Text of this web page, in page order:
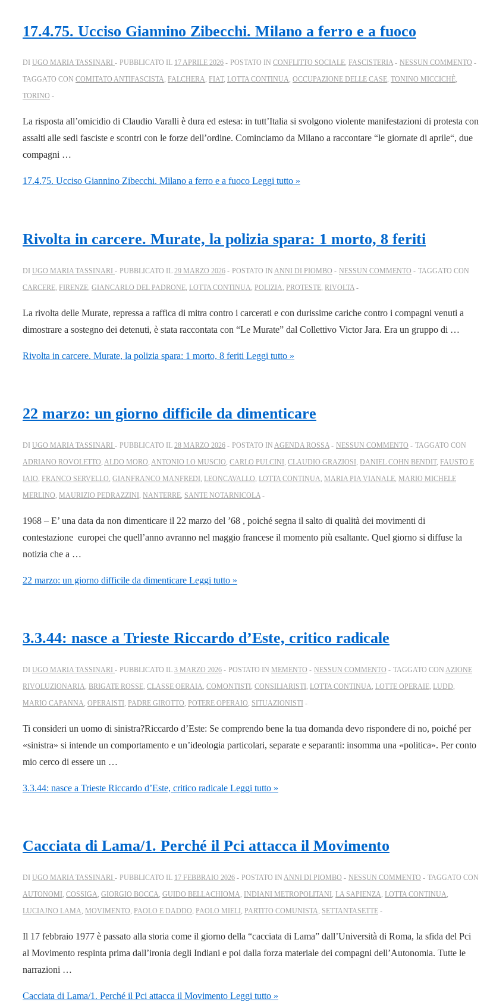
17.4.75. Ucciso Giannino Zibecchi. Milano a ferro e a fuoco
DI UGO MARIA TASSINARI PUBBLICATO IL 17 APRILE 2026 POSTATO IN CONFLITTO SOCIALE, FASCISTERIA
NESSUN COMMENTO
TAGGATO CON COMITATO ANTIFASCISTA, FALCHERA, FIAT, LOTTA CONTINUA, OCCUPAZIONE DELLE CASE, TONINO MICCICHÈ,
TORINO
La risposta all’omicidio di Claudio Varalli è dura ed estesa: in tutt’Italia si svolgono violente manifestazioni di protesta con
assalti alle sedi fasciste e scontri con le forze dell’ordine. Cominciamo da Milano a raccontare “le giornate di aprile“, due
compagni …
17.4.75. Ucciso Giannino Zibecchi. Milano a ferro e a fuoco Leggi tutto »
Rivolta in carcere. Murate, la polizia spara: 1 morto, 8 feriti
DI UGO MARIA TASSINARI PUBBLICATO IL 29 MARZO 2026 POSTATO IN ANNI DI PIOMBO NESSUN COMMENTO
TAGGATO CON
CARCERE FIRENZE GIANCARLO DEL PADRONE LOTTA CONTINUA POLIZIA PROTESTE RIVOLTA
La rivolta delle Murate, repressa a raffica di mitra contro i carcerati e con durissime cariche contro i compagni venuti a
dimostrare a sostegno dei detenuti, è stata raccontata con “Le Murate” dal Collettivo Victor Jara. Era un gruppo di …
Rivolta in carcere. Murate, la polizia spara: 1 morto, 8 feriti Leggi tutto »
22 marzo: un giorno difficile da dimenticare
DI UGO MARIA TASSINARI PUBBLICATO IL 28 MARZO 2026 POSTATO IN AGENDA ROSSA NESSUN COMMENTO
TAGGATO CON
ADRIANO ROVOLETTO ALDO MORO ANTONIO LO MUSCIO CARLO PULCINI CLAUDIO GRAZIOSI DANIEL COHN BENDIT, FAUSTO E
IAIO FRANCO SERVELLO GIANFRANCO MANFREDI LEONCAVALLO LOTTA CONTINUA MARIA PIA VIANALE MARIO MICHELE
MERLINO MAURIZIO PEDRAZZINI NANTERRE SANTE NOTARNICOLA
1968 – E’ una data da non dimenticare il 22 marzo del ’68 , poiché segna il salto di qualità dei movimenti di
contestazione europei che quell’anno avranno nel maggio francese il momento più esaltante. Quel giorno si diffuse la
notizia che a …
22 marzo: un giorno difficile da dimenticare Leggi tutto »
3.3.44: nasce a Trieste Riccardo d’Este, critico radicale
DI UGO MARIA TASSINARI PUBBLICATO IL 3 MARZO 2026 POSTATO IN MEMENTO NESSUN COMMENTO TAGGATO CON AZIONE
RIVOLUZIONARIA, BRIGATE ROSSE, CLASSE OERAIA, COMONTISTI, CONSILIARISTI, LOTTA CONTINUA, LOTTE OPERAIE, LUDD,
MARIO CAPANNA, OPERAISTI, PADRE GIROTTO, POTERE OPERAIO, SITUAZIONISTI
Ti consideri un uomo di sinistra?Riccardo d’Este: Se comprendo bene la tua domanda devo rispondere di no, poiché per
«sinistra» si intende un comportamento e un’ideologia particolari, separate e separanti: insomma una «politica». Per conto
mio cerco di essere un …
3.3.44: nasce a Trieste Riccardo d’Este, critico radicale Leggi tutto »
Cacciata di Lama/1. Perché il Pci attacca il Movimento
DI UGO MARIA TASSINARI PUBBLICATO IL 17 FEBBRAIO 2026 POSTATO IN ANNI DI PIOMBO NESSUN COMMENTO
TAGGATO CON
AUTONOMI , COSSIGA, GIORGIO BOCCA, GUIDO BELLACHIOMA, INDIANI METROPOLITANI , LA SAPIENZA, LOTTA CONTINUA,
LUCIAJNO LAMA, MOVIMENTO, PAOLO E DADDO, PAOLO MIELI , PARTITO COMUNISTA, SETTANTASETTE
Il 17 febbraio 1977 è passato alla storia come il giorno della “cacciata di Lama” dall’Università di Roma, la sfida del Pci
al Movimento respinta prima dall’ironia degli Indiani e poi dalla forza materiale dei compagni dell’Autonomia. Tutte le
narrazioni …
Cacciata di Lama/1. Perché il Pci attacca il Movimento Leggi tutto »